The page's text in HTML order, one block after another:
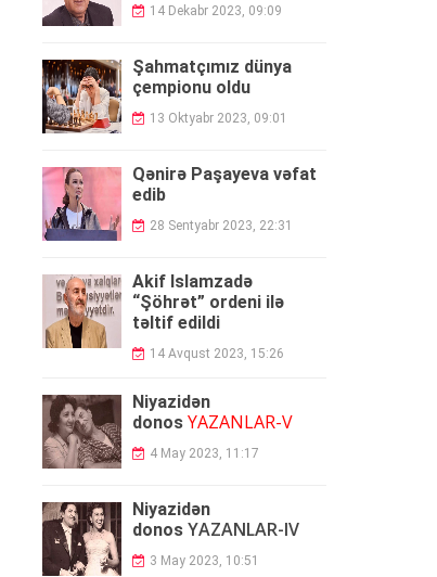
14 Dekabr 2023, 09:09
Şahmatçımız dünya
çempionu oldu
13 Oktyabr 2023, 09:01
Qənirə Paşayeva vəfat
edib
28 Sentyabr 2023, 22:31
Akif İslamzadə
“Şöhrət” ordeni ilə
təltif edildi
14 Avqust 2023, 15:26
Niyazidən
donos YAZANLAR-V
4 May 2023, 11:17
Niyazidən
donos YAZANLAR-IV
3 May 2023, 10:51